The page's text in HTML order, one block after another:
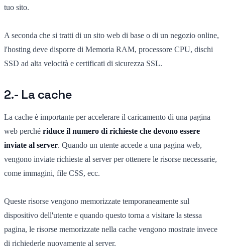
tuo sito.
A seconda che si tratti di un sito web di base o di un negozio online,
l'hosting deve disporre di Memoria RAM, processore CPU, dischi
SSD ad alta velocità e certificati di sicurezza SSL.
2.- La cache
La cache è importante per accelerare il caricamento di una pagina
web perché riduce il numero di richieste che devono essere
inviate al server. Quando un utente accede a una pagina web,
vengono inviate richieste al server per ottenere le risorse necessarie,
come immagini, file CSS, ecc.
Queste risorse vengono memorizzate temporaneamente sul
dispositivo dell'utente e quando questo torna a visitare la stessa
pagina, le risorse memorizzate nella cache vengono mostrate invece
di richiederle nuovamente al server.